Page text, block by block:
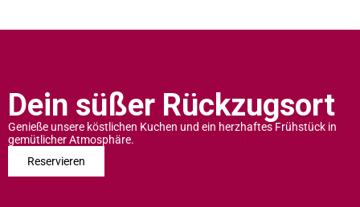
Dein süßer Rückzugsort
Genieße unsere köstlichen Kuchen und ein herzhaftes Frühstück in
gemütlicher Atmosphäre.
Reservieren